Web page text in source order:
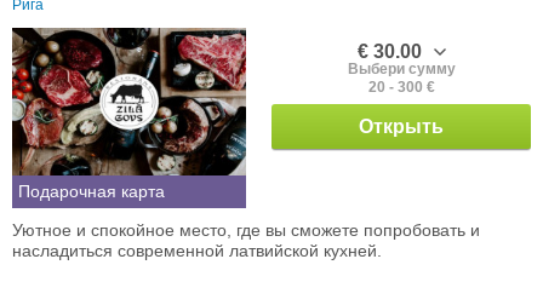
Рига
Подарочная карта
€ 30.00
Выбери сумму
20 - 300 €
Открыть
Уютное и спокойное место, где вы сможете попробовать и
насладиться современной латвийской кухней.